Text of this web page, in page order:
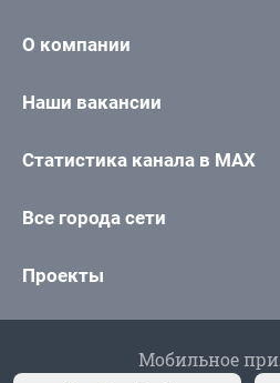
О компании
Наши вакансии
Статистика канала в MAX
Все города сети
Проекты
Мобильное